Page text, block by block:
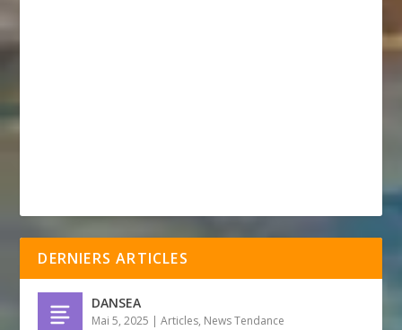
DERNIERS ARTICLES
DANSEA
Mai 5, 2025 |Articles, News Tendance